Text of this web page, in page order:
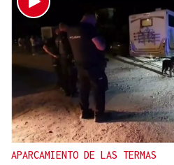
ECLIPSE EN ESPAÑA
Iberia fletará un vuelo
eclipse total de Sol desde
APARCAMIENTO DE LAS TERMAS